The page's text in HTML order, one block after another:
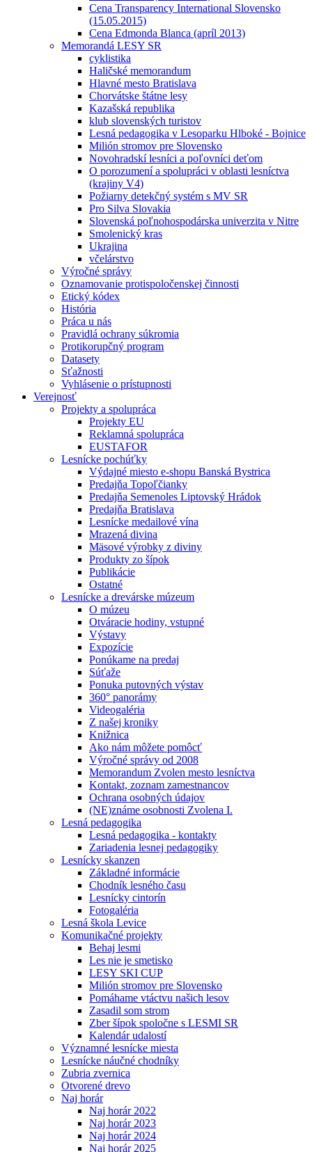
Cena Transparency International Slovensko
(15.05.2015)
Cena Edmonda Blanca (apríl 2013)
Memorandá LESY SR
cyklistika
Haličské memorandum
Hlavné mesto Bratislava
Chorvátske štátne lesy
Kazašská republika
klub slovenských turistov
Lesná pedagogika v Lesoparku Hlboké - Bojnice
Milión stromov pre Slovensko
Novohradskí lesníci a poľovníci deťom
O porozumení a spolupráci v oblasti lesníctva
(krajiny V4)
Požiarny detekčný systém s MV SR
Pro Silva Slovakia
Slovenská poľnohospodárska univerzita v Nitre
Smolenický kras
Ukrajina
včelárstvo
Výročné správy
Oznamovanie protispoločenskej činnosti
Etický kódex
História
Práca u nás
Pravidlá ochrany súkromia
Protikorupčný program
Datasety
Sťažnosti
Vyhlásenie o prístupnosti
Verejnosť
Projekty a spolupráca
Projekty EU
Reklamná spolupráca
EUSTAFOR
Lesnícke pochúťky
Výdajné miesto e-shopu Banská Bystrica
Predajňa Topoľčianky
Predajňa Semenoles Liptovský Hrádok
Predajňa Bratislava
Lesnícke medailové vína
Mrazená divina
Mäsové výrobky z diviny
Produkty zo šípok
Publikácie
Ostatné
Lesnícke a drevárske múzeum
O múzeu
Otváracie hodiny, vstupné
Výstavy
Expozície
Ponúkame na predaj
Súťaže
Ponuka putovných výstav
360° panorámy
Videogaléria
Z našej kroniky
Knižnica
Ako nám môžete pomôcť
Výročné správy od 2008
Memorandum Zvolen mesto lesníctva
Kontakt, zoznam zamestnancov
Ochrana osobných údajov
(NE)známe osobnosti Zvolena I.
Lesná pedagogika
Lesná pedagogika - kontakty
Zariadenia lesnej pedagogiky
Lesnícky skanzen
Základné informácie
Chodník lesného času
Lesnícky cintorín
Fotogaléria
Lesná škola Levice
Komunikačné projekty
Behaj lesmi
Les nie je smetisko
LESY SKI CUP
Milión stromov pre Slovensko
Pomáhame vtáctvu našich lesov
Zasadil som strom
Zber šípok spoločne s LESMI SR
Kalendár udalostí
Významné lesnícke miesta
Lesnícke náučné chodníky
Zubria zvernica
Otvorené drevo
Naj horár
Naj horár 2022
Naj horár 2023
Naj horár 2024
Naj horár 2025